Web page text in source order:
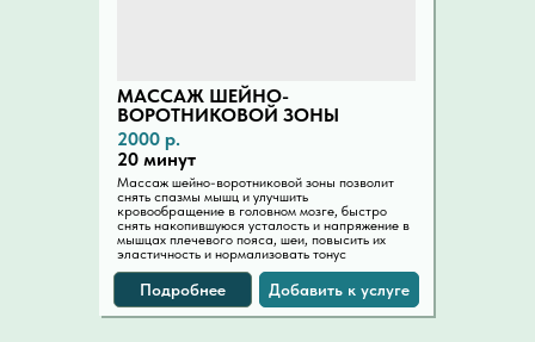
МАССАЖ ШЕЙНО-
ВОРОТНИКОВОЙ ЗОНЫ
Массаж шейно-воротниковой зоны позволит
снять спазмы мышц и улучшить
кровообращение в головном мозге, быстро
снять накопившуюся усталость и напряжение в
мышцах плечевого пояса, шеи, повысить их
эластичность и нормализовать тонус
2000 р.
20 минут
Добавить к услуге
Подробнее